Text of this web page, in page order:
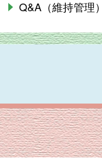
Q&A（維持管理）